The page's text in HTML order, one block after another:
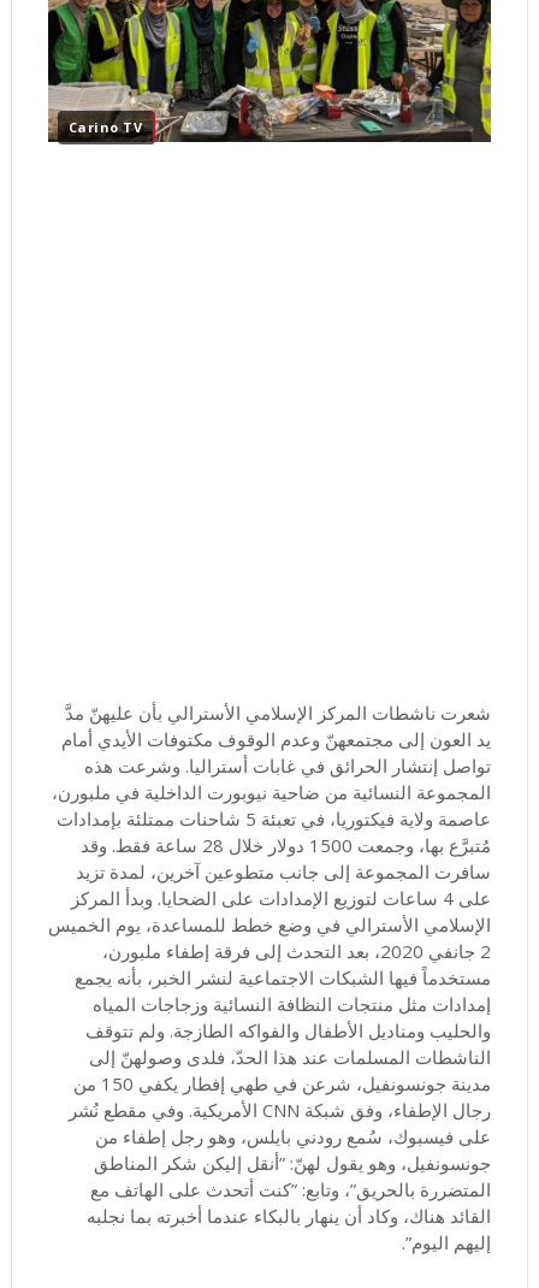
Carino TV
شعرت ناشطات المركز الإسلامي الأسترالي بأن عليهنّ مدَّ
يد العون إلى مجتمعهنّ وعدم الوقوف مكتوفات الأيدي أمام
تواصل إنتشار الحرائق في غابات أستراليا. وشرعت هذه
المجموعة النسائية من ضاحية نيوبورت الداخلية في ملبورن،
عاصمة ولاية فيكتوريا، في تعبئة 5 شاحنات ممتلئة بإمدادات
مُتبرَّع بها، وجمعت 1500 دولار خلال 28 ساعة فقط. وقد
سافرت المجموعة إلى جانب متطوعين آخرين، لمدة تزيد
على 4 ساعات لتوزيع الإمدادات على الضحايا. وبدأ المركز
الإسلامي الأسترالي في وضع خطط للمساعدة، يوم الخميس
2 جانفي 2020، بعد التحدث إلى فرقة إطفاء ملبورن،
مستخدماً فيها الشبكات الاجتماعية لنشر الخبر، بأنه يجمع
إمدادات مثل منتجات النظافة النسائية وزجاجات المياه
والحليب ومناديل الأطفال والفواكه الطازجة. ولم تتوقف
الناشطات المسلمات عند هذا الحدّ، فلدى وصولهنّ إلى
مدينة جونسونفيل، شرعن في طهي إفطار يكفي 150 من
رجال الإطفاء، وفق شبكة CNN الأمريكية. وفي مقطع نُشر
على فيسبوك، سُمع رودني بايلس، وهو رجل إطفاء من
جونسونفيل، وهو يقول لهنّ: ”أنقل إليكن شكر المناطق
المتضررة بالحريق”، وتابع: ”كنت أتحدث على الهاتف مع
القائد هناك، وكاد أن ينهار بالبكاء عندما أخبرته بما نجلبه
إليهم اليوم”.